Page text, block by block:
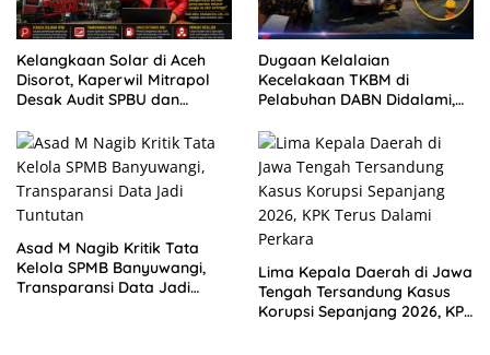
Kelangkaan Solar di Aceh
Disorot, Kaperwil Mitrapol
Desak Audit SPBU dan
Dugaan Kelalaian
Kecelakaan TKBM di
Pelabuhan DABN Didalami,
Asad M Nagib Kritik Tata
Kelola SPMB Banyuwangi,
Transparansi Data Jadi
Lima Kepala Daerah di Jawa
Tengah Tersandung Kasus
Korupsi Sepanjang 2026, KPK